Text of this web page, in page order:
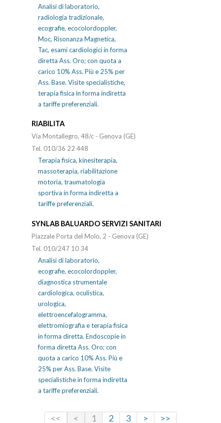
Analisi di laboratorio,
radiologia tradizionale,
ecografie, ecocolordoppler,
Moc, Risonanza Magnetica,
Tac, esami cardiologici in forma
diretta Ass. Oro; con quota a
carico 10% Ass. Più e 25% per
Ass. Base. Visite specialistiche,
terapia fisica in forma indiretta
a tariffe preferenziali.
RIABILITA
Via Montallegro, 48/c - Genova (GE)
Tel. 010/36 22 448
Terapia fisica, kinesiterapia,
massoterapia, riabilitazione
motoria, traumatologia
sportiva in forma indiretta a
tariffe preferenziali.
SYNLAB BALUARDO SERVIZI SANITARI
Piazzale Porta del Molo, 2 - Genova (GE)
Tel. 010/247 10 34
Analisi di laboratorio,
ecografie, ecocolordoppler,
diagnostica strumentale
cardiologica, oculistica,
urologica,
elettroencefalogramma,
elettromiografia e terapia fisica
in forma diretta. Endoscopie in
forma diretta Ass. Oro; con
quota a carico 10% Ass. Più e
25% per Ass. Base. Visite
specialistiche in forma indiretta
a tariffe preferenziali.
<< < 1 2 3 > >>